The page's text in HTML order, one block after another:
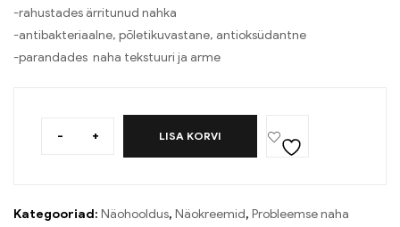
-rahustades ärritunud nahka
-antibakteriaalne, põletikuvastane, antioksüdantne
-parandades naha tekstuuri ja arme
- + LISA KORVI
Kategooriad: Näohooldus, Näokreemid, Probleemse naha